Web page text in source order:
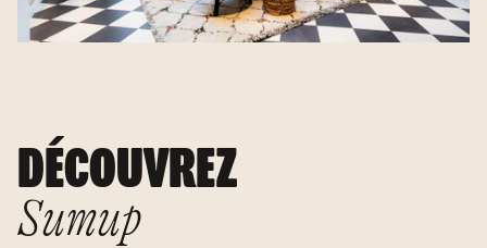
DÉCOUVREZ
Sumup